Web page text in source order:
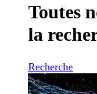
Toutes
la
Recherche